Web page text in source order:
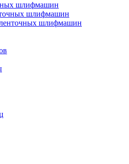
шлифмашин
шлифмашин
шлифмашин